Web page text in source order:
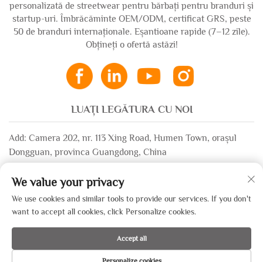
personalizată de streetwear pentru bărbați pentru branduri și
startup-uri. Îmbrăcăminte OEM/ODM, certificat GRS, peste
50 de branduri internaționale. Eșantioane rapide (7–12 zile).
Obțineți o ofertă astăzi!
LUAȚI LEGĂTURA CU NOI
Add: Camera 202, nr. 113 Xing Road, Humen Town, orașul
Dongguan, provinca Guangdong, China
+86-13532483058
Copyright © 2025 de către Dongguan Xinsheng Garment Co., Ltd. —
Politica de confidențialitate
We value your privacy
We use cookies and similar tools to provide our services. If you don't
want to accept all cookies, click Personalize cookies.
Accept all